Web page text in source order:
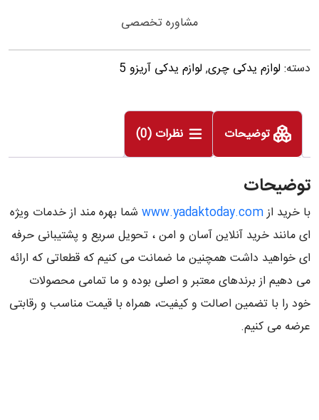
مشاوره تخصصی
دسته:لوازم یدکی چری,لوازم یدکی آریزو 5
توضیحات نظرات (0)
توضیحات
با خرید ازwww.yadaktoday.com شما بهره مند از خدمات ویژه
ای مانند خرید آنلاین آسان و امن ، تحویل سریع و پشتیبانی حرفه
ای خواهید داشت همچنین ما ضمانت می کنیم که قطعاتی که ارائه
می دهیم از برندهای معتبر و اصلی بوده و ما تمامی محصولات
خود را با تضمین اصالت و کیفیت، همراه با قیمت مناسب و رقابتی
عرضه می کنیم.